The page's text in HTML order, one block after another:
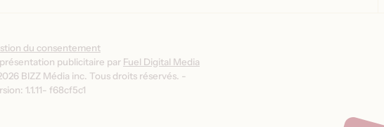
du consentement
publicitaire par Fuel Digital Media
BIZZ Média inc. Tous droits réservés. -
1.1.11- f68cf5c1